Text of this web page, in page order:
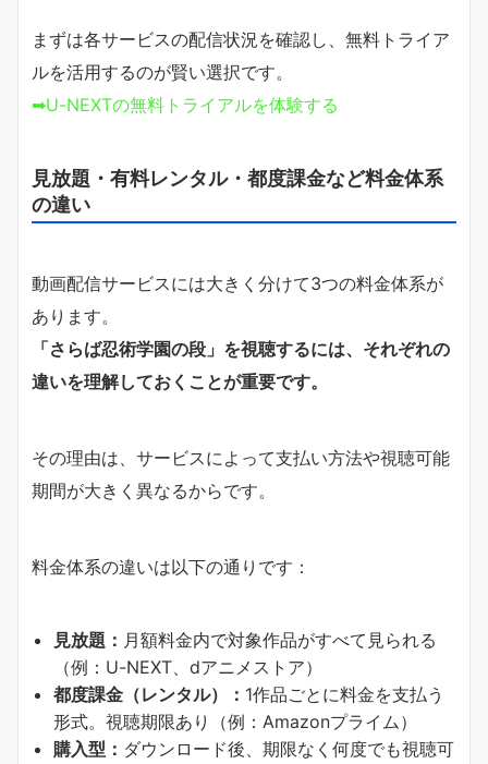
まずは各サービスの配信状況を確認し、無料トライア
ルを活用するのが賢い選択です。
➡U-NEXTの無料トライアルを体験する
見放題・有料レンタル・都度課金など料金体系
の違い
動画配信サービスには大きく分けて3つの料金体系が
あります。
「さらば忍術学園の段」を視聴するには、それぞれの
違いを理解しておくことが重要です。
その理由は、サービスによって支払い方法や視聴可能
期間が大きく異なるからです。
料金体系の違いは以下の通りです：
見放題： 月額料金内で対象作品がすべて見られる
（例：U-NEXT、dアニメストア）
都度課金（レンタル）： 1作品ごとに料金を支払う
形式。視聴期限あり（例：Amazonプライム）
購入型： ダウンロード後、期限なく何度でも視聴可